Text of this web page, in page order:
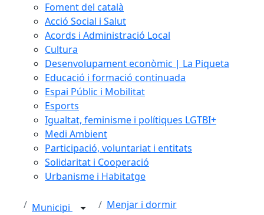
Foment del català
Acció Social i Salut
Acords i Administració Local
Cultura
Desenvolupament econòmic | La Piqueta
Educació i formació continuada
Espai Públic i Mobilitat
Esports
Igualtat, feminisme i polítiques LGTBI+
Medi Ambient
Participació, voluntariat i entitats
Solidaritat i Cooperació
Urbanisme i Habitatge
Municipi Menjar i dormir